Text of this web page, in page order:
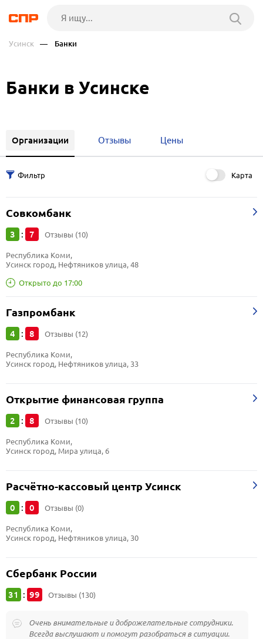
Усинск — Банки
Банки в Усинске
Организации Отзывы Цены
Карта
Совкомбанк
3 : 7 Отзывы (10)
Открыто до 17:00
Республика Коми,
Усинск город, Нефтяников улица, 48
Газпромбанк
4 : 8 Отзывы (12)
Республика Коми,
Усинск город, Нефтяников улица, 33
Открытие финансовая группа
2 : 8 Отзывы (10)
Республика Коми,
Усинск город, Мира улица, 6
Расчётно-кассовый центр Усинск
0 : 0 Отзывы (0)
Республика Коми,
Усинск город, Нефтяников улица, 30
Сбербанк России
31 : 99 Отзывы (130)
Очень внимательные и доброжелательные сотрудники.
Всегда выслушают и помогут разобраться в ситуации.